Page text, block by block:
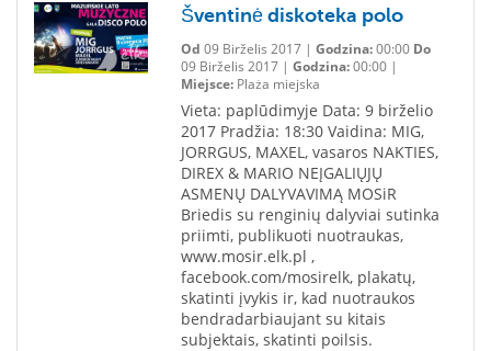
Šventinė diskoteka polo
Od 09 Birželis 2017 | Godzina:00:00 Do
09 Birželis 2017 | Godzina:00:00 |
Miejsce:Plaża miejska
Vieta: paplūdimyje Data: 9 birželio
2017 Pradžia: 18:30 Vaidina: MIG,
JORRGUS, MAXEL, vasaros NAKTIES,
DIREX & MARIO NEĮGALIŲJŲ
ASMENŲ DALYVAVIMĄ MOSiR
Briedis su renginių dalyviai sutinka
priimti, publikuoti nuotraukas,
www.mosir.elk.pl ,
facebook.com/mosirelk, plakatų,
skatinti įvykis ir, kad nuotraukos
bendradarbiaujant su kitais
subjektais, skatinti poilsis.